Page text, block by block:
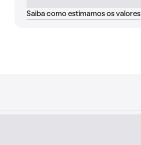
Saiba como estimamos os valores